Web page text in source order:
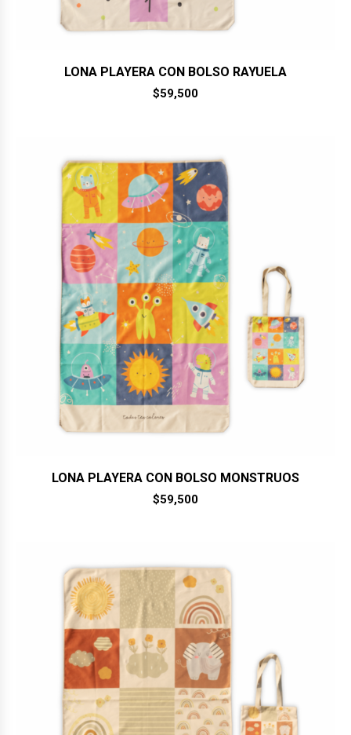
LONA PLAYERA CON BOLSO RAYUELA
$59,500
LONA PLAYERA CON BOLSO MONSTRUOS
$59,500